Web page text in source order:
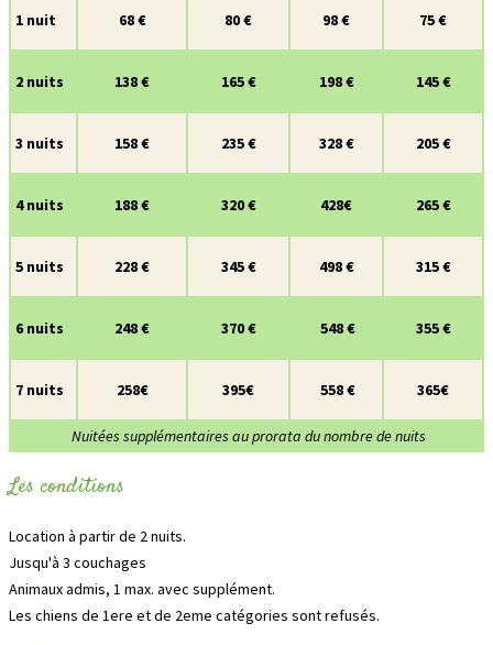
1 nuit 68 € 80 € 98 € 75 €
2 nuits 138 € 165 € 198 € 145 €
3 nuits 158 € 235 € 328 € 205 €
4 nuits 188 € 320 € 428€ 265 €
5 nuits 228 € 345 € 498 € 315 €
6 nuits 248 € 370 € 548 € 355 €
7 nuits 258€ 395€ 558 € 365€
Nuitées supplémentaires au prorata du nombre de nuits
Les conditions
Location à partir de 2 nuits.
Jusqu'à 3 couchages
Animaux admis, 1 max. avec supplément.
Les chiens de 1ere et de 2eme catégories sont refusés.